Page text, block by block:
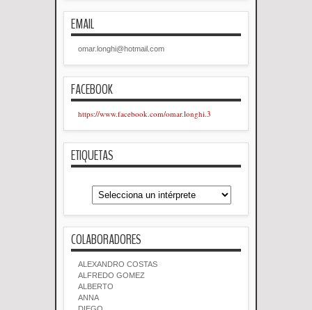
EMAIL
omar.longhi@hotmail.com
FACEBOOK
https://www.facebook.com/omar.longhi.3
ETIQUETAS
COLABORADORES
ALEXANDRO COSTAS
ALFREDO GOMEZ
ALBERTO
ANNA